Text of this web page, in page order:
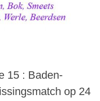
15 : Baden-
op 24